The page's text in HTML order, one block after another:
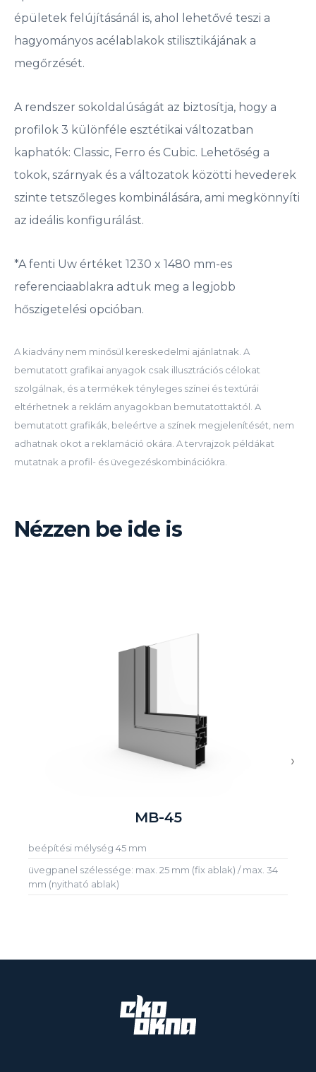
épületek felújításánál is, ahol lehetővé teszi a
hagyományos acélablakok stilisztikájának a
megőrzését.
A rendszer sokoldalúságát az biztosítja, hogy a
profilok 3 különféle esztétikai változatban
kaphatók: Classic, Ferro és Cubic. Lehetőség a
tokok, szárnyak és a változatok közötti hevederek
szinte tetszőleges kombinálására, ami megkönnyíti
az ideális konfigurálást.
*A fenti Uw értéket 1230 x 1480 mm-es
referenciaablakra adtuk meg a legjobb
hőszigetelési opcióban.
A kiadvány nem minősül kereskedelmi ajánlatnak. A
bemutatott grafikai anyagok csak illusztrációs célokat
szolgálnak, és a termékek tényleges színei és textúrái
eltérhetnek a reklám anyagokban bemutatottaktól. A
bemutatott grafikák, beleértve a színek megjelenítését, nem
adhatnak okot a reklamáció okára. A tervrajzok példákat
mutatnak a profil- és üvegezéskombinációkra.
Nézzen be ide is
MB-45
beépítési mélység 45 mm
üvegpanel szélessége: max. 25 mm (fix ablak) / max. 34
mm (nyitható ablak)
›